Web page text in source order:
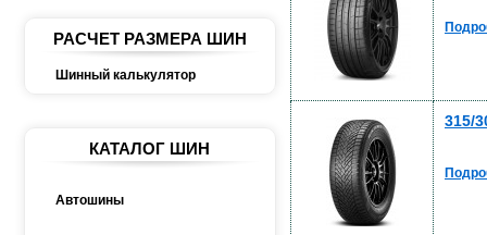
РАСЧЕТ РАЗМЕРА ШИН
Шинный калькулятор
КАТАЛОГ ШИН
Автошины
315/